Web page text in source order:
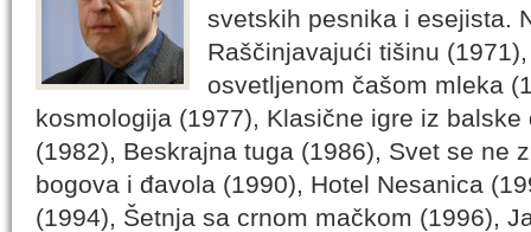
svetskih pesnika i esejista.
Raščinjavajući tišinu
osvetljenom čašom mleka
kosmologija (1977), Klasične igre iz
(1982), Beskrajna tuga (1986), Svet se ne
bogova i đavola (1990), Hotel Nesanica
(1994), Šetnja sa crnom mačkom (1996),